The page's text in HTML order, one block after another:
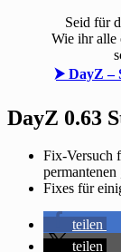
Seid für
Wie ihr alle
⮞ DayZ –
DayZ 0.63
Fix-Versuch
Fixes für
teilen
teilen